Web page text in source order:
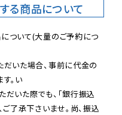
る商品について
ついて(大量のご予約につ
いた場合、事前に代金の
。い
だいた際でも、「銀行振込
了承下さいませ。尚、振込